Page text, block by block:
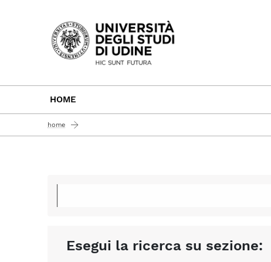
Passa al contenuto principale
HOME
home
Esegui la ricerca su sezione: